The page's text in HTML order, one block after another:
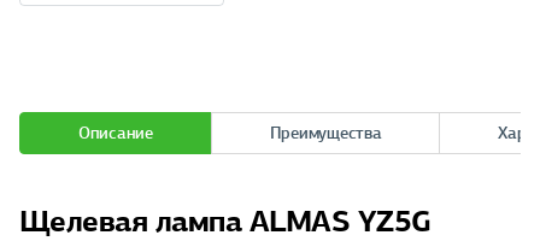
Описание Преимущества
Щелевая лампа ALMAS YZ5G